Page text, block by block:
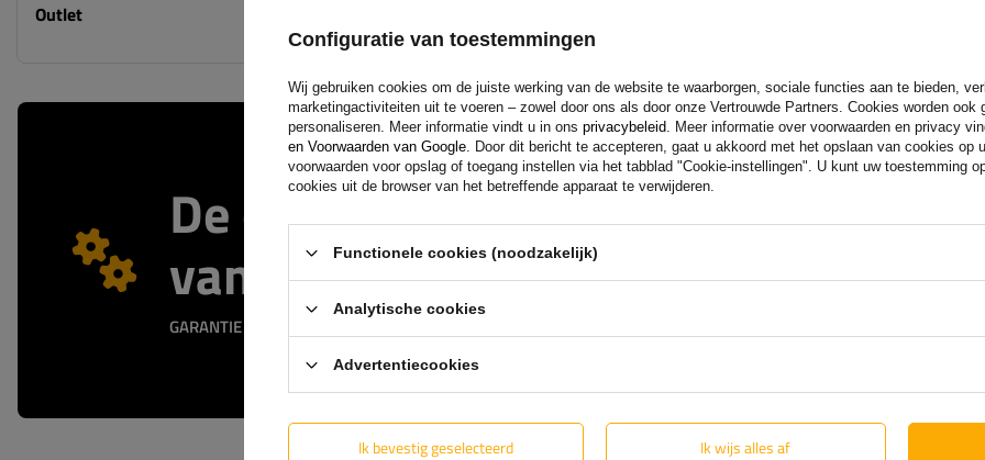
Outlet
De officiële webshop
van de fabrikant
GARANTIE OP KWALITEIT EN AUTHENTICITEIT
Als u bijUNITRAILERkoopt,
bent er 100% zeker van dat
Wij ontwerpen en bouwen onze
technische ondersteuning en
voor beproefde oplossingen van
Lees meer over ons
Configuratie van toestemmingen
Wij gebruiken cookies om de juiste werking van de website te waarborgen, sociale functies aan te bieden,
marketingactiviteiten uit te voeren – zowel door ons als door onze Vertrouwde Partners. Cookies worden ook
personaliseren. Meer informatie vindt u in ons privacybeleid. Meer informatie over voorwaarden en privacy
en Voorwaarden van Google. Door dit bericht te accepteren, gaat u akkoord met het opslaan van cookies op
voorwaarden voor opslag of toegang instellen via het tabblad "Cookie-instellingen". U kunt uw toestemming
cookies uit de browser van het betreffende apparaat te verwijderen.
Functionele cookies (noodzakelijk)
Analytische cookies
Advertentiecookies
Ik bevestig geselecteerd Ik wijs alles af